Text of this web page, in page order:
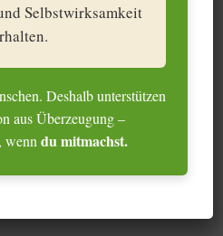
auf
Während wir im
hat unsere jüngste
Selbstwirksamkeit
Deshalb unterstützen
aus Überzeugung –
wenn du mitmachst.